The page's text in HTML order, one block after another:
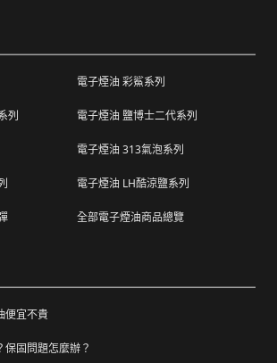
更新時間，會有所出入）
海外顧客如需訂購，請聯絡客服中心協助海外
上黏貼紙張或書寫文字。
買之商品若符合促銷活動（ 如滿減、免運等
非人為造成的破壞、損毀或不完整的商品瑕
電子煙油 彩鯊系列
列 電子煙油 鹽博士二代系列
電子煙油 313氣泡系列
電子煙油 LH酷涼鹽系列
全部電子煙油商品總覽
宜不貴
保固問題怎麼辦？